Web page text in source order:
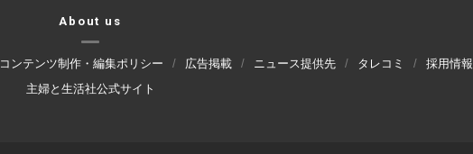
About us
コンテンツ制作・編集ポリシー 広告掲載 ニュース提供先 タレコミ 採用情報
主婦と生活社公式サイト